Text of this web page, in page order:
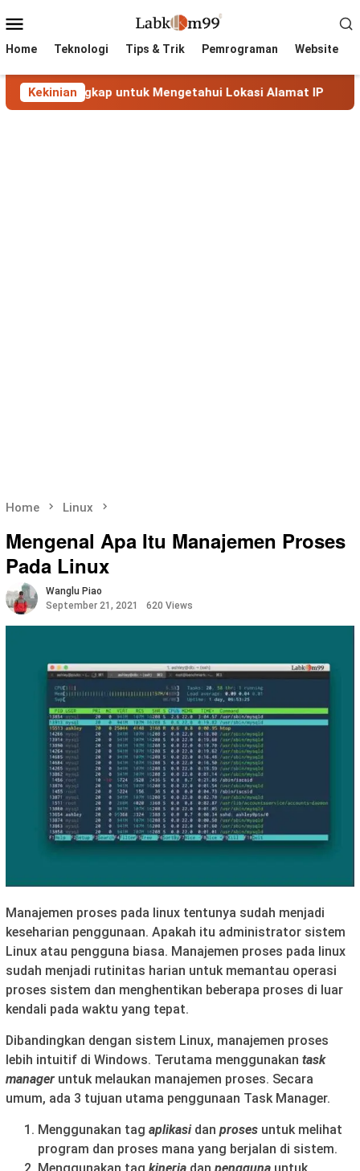
to
Menu
Home Teknologi Tips & Trik Pemrograman Website
Kekinianuntuk Mengetahui Lokasi Alamat IP MaxMind
Home Linux
Mengenal Apa Itu Manajemen Proses
Pada Linux
Wanglu Piao
September 21, 2021
620 Views
Manajemen proses pada linux tentunya sudah menjadi
keseharian penggunaan. Apakah itu administrator sistem
Linux atau pengguna biasa. Manajemen proses pada linux
sudah menjadi rutinitas harian untuk memantau operasi
proses sistem dan menghentikan beberapa proses di luar
kendali pada waktu yang tepat.
Dibandingkan dengan sistem Linux, manajemen proses
lebih intuitif di Windows. Terutama menggunakan task
manager untuk melaukan manajemen proses. Secara
umum, ada 3 tujuan utama penggunaan Task Manager.
Menggunakan tag aplikasidan proses untuk melihat
program dan proses mana yang berjalan di sistem.